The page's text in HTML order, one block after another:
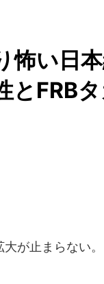
怖い日
とFRB
が止まらない。